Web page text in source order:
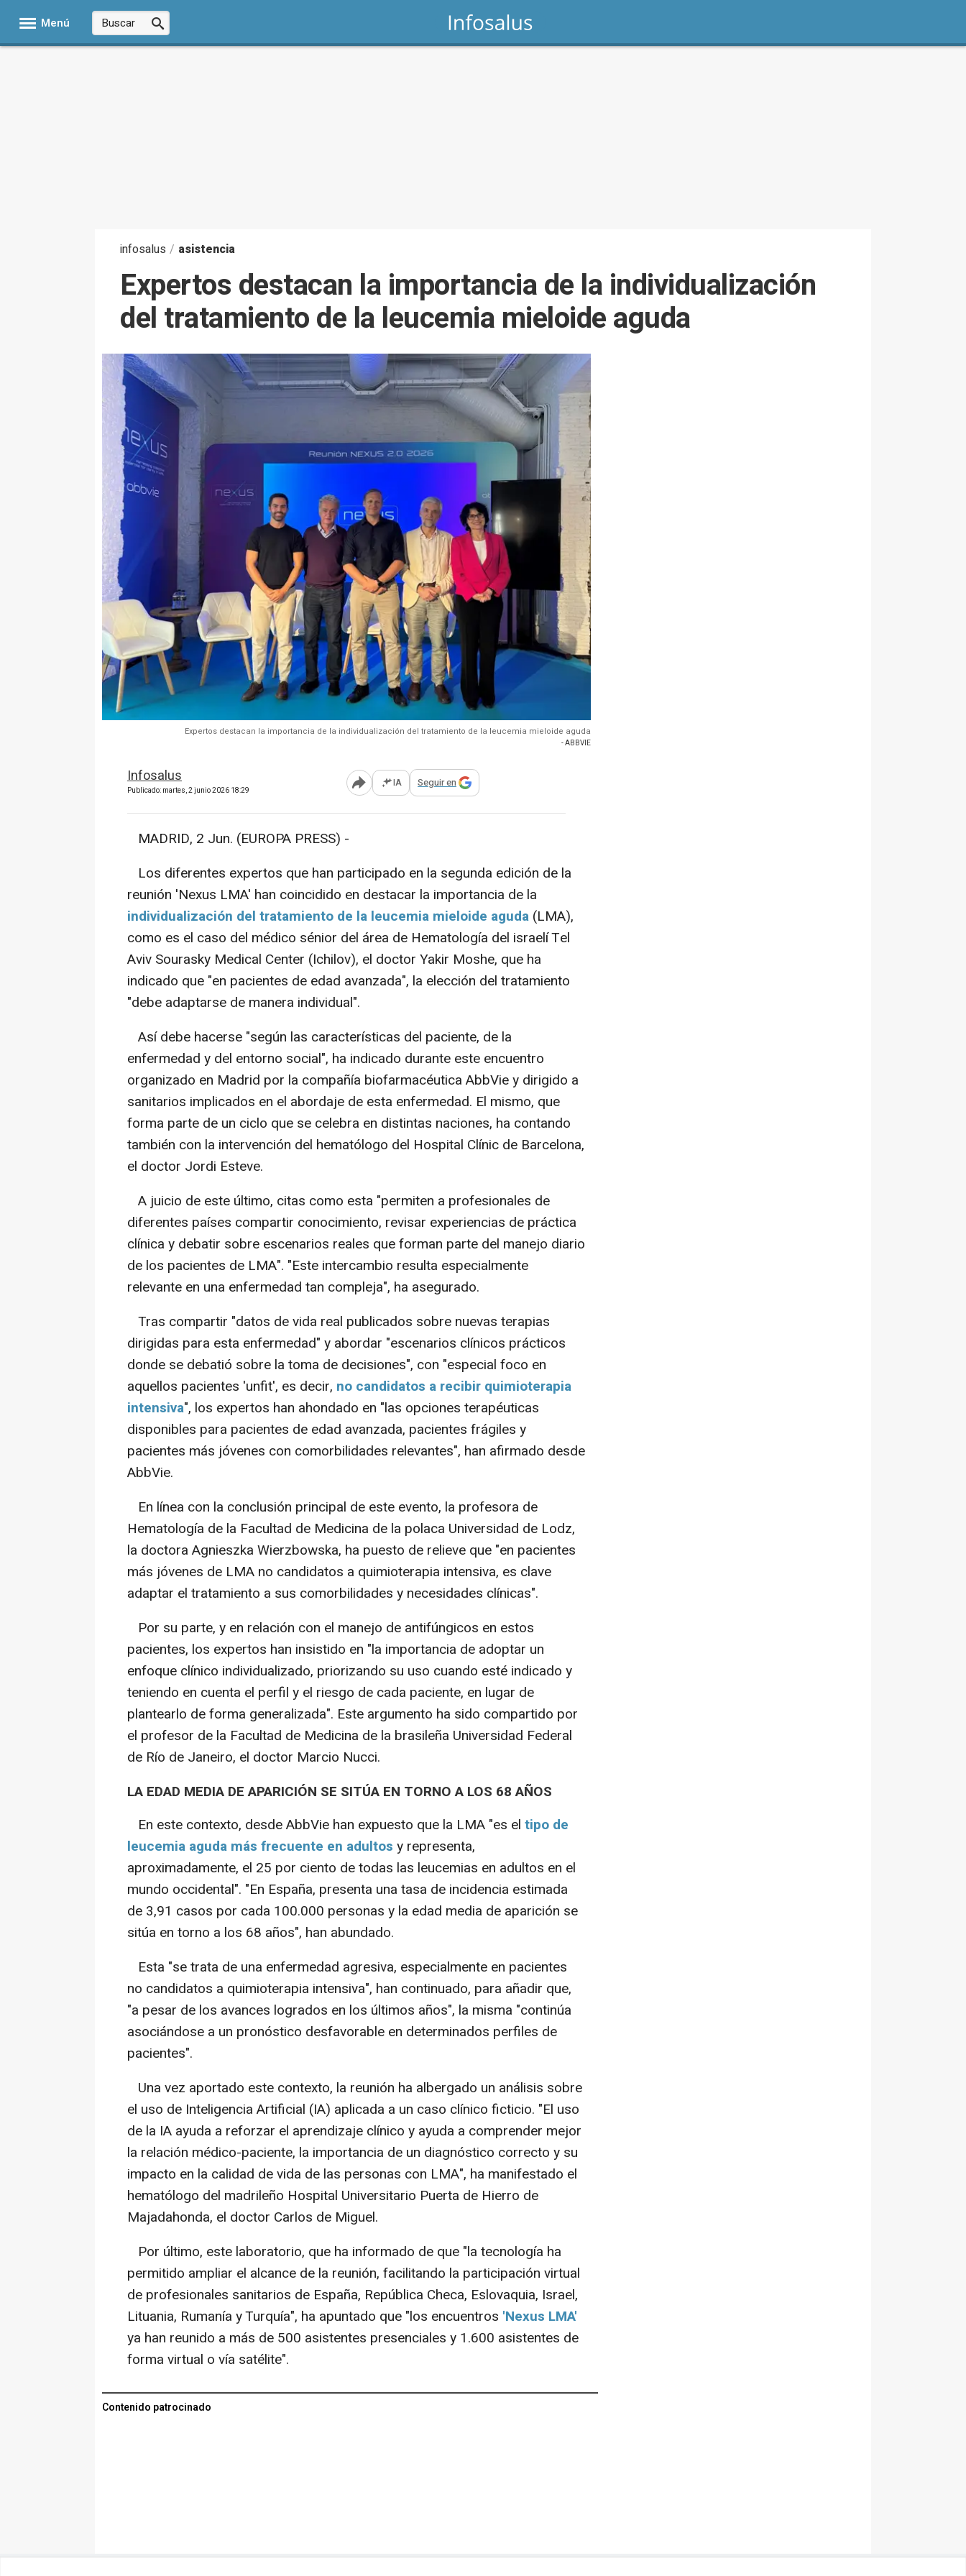
Menú
infosalus / asistencia
Expertos destacan la importancia de la individualización
del tratamiento de la leucemia mieloide aguda
Expertos destacan la importancia de la individualización del tratamiento de la leucemia mieloide aguda
- ABBVIE
Infosalus
Publicado: martes, 2 junio 2026 18:29 Abrir opciones para compartir
IA Seguir en
MADRID, 2 Jun. (EUROPA PRESS) -
Los diferentes expertos que han participado en la segunda edición de la
reunión 'Nexus LMA' han coincidido en destacar la importancia de la
individualización del tratamiento de la leucemia mieloide aguda (LMA),
como es el caso del médico sénior del área de Hematología del israelí Tel
Aviv Sourasky Medical Center (Ichilov), el doctor Yakir Moshe, que ha
indicado que "en pacientes de edad avanzada", la elección del tratamiento
"debe adaptarse de manera individual".
Así debe hacerse "según las características del paciente, de la
enfermedad y del entorno social", ha indicado durante este encuentro
organizado en Madrid por la compañía biofarmacéutica AbbVie y dirigido a
sanitarios implicados en el abordaje de esta enfermedad. El mismo, que
forma parte de un ciclo que se celebra en distintas naciones, ha contando
también con la intervención del hematólogo del Hospital Clínic de Barcelona,
el doctor Jordi Esteve.
A juicio de este último, citas como esta "permiten a profesionales de
diferentes países compartir conocimiento, revisar experiencias de práctica
clínica y debatir sobre escenarios reales que forman parte del manejo diario
de los pacientes de LMA". "Este intercambio resulta especialmente
relevante en una enfermedad tan compleja", ha asegurado.
Tras compartir "datos de vida real publicados sobre nuevas terapias
dirigidas para esta enfermedad" y abordar "escenarios clínicos prácticos
donde se debatió sobre la toma de decisiones", con "especial foco en
aquellos pacientes 'unfit', es decir, no candidatos a recibir quimioterapia
intensiva", los expertos han ahondado en "las opciones terapéuticas
disponibles para pacientes de edad avanzada, pacientes frágiles y
pacientes más jóvenes con comorbilidades relevantes", han afirmado desde
AbbVie.
En línea con la conclusión principal de este evento, la profesora de
Hematología de la Facultad de Medicina de la polaca Universidad de Lodz,
la doctora Agnieszka Wierzbowska, ha puesto de relieve que "en pacientes
más jóvenes de LMA no candidatos a quimioterapia intensiva, es clave
adaptar el tratamiento a sus comorbilidades y necesidades clínicas".
Por su parte, y en relación con el manejo de antifúngicos en estos
pacientes, los expertos han insistido en "la importancia de adoptar un
enfoque clínico individualizado, priorizando su uso cuando esté indicado y
teniendo en cuenta el perfil y el riesgo de cada paciente, en lugar de
plantearlo de forma generalizada". Este argumento ha sido compartido por
el profesor de la Facultad de Medicina de la brasileña Universidad Federal
de Río de Janeiro, el doctor Marcio Nucci.
LA EDAD MEDIA DE APARICIÓN SE SITÚA EN TORNO A LOS 68 AÑOS
En este contexto, desde AbbVie han expuesto que la LMA "es el tipo de
leucemia aguda más frecuente en adultos y representa,
aproximadamente, el 25 por ciento de todas las leucemias en adultos en el
mundo occidental". "En España, presenta una tasa de incidencia estimada
de 3,91 casos por cada 100.000 personas y la edad media de aparición se
sitúa en torno a los 68 años", han abundado.
Esta "se trata de una enfermedad agresiva, especialmente en pacientes
no candidatos a quimioterapia intensiva", han continuado, para añadir que,
"a pesar de los avances logrados en los últimos años", la misma "continúa
asociándose a un pronóstico desfavorable en determinados perfiles de
pacientes".
Una vez aportado este contexto, la reunión ha albergado un análisis sobre
el uso de Inteligencia Artificial (IA) aplicada a un caso clínico ficticio. "El uso
de la IA ayuda a reforzar el aprendizaje clínico y ayuda a comprender mejor
la relación médico-paciente, la importancia de un diagnóstico correcto y su
impacto en la calidad de vida de las personas con LMA", ha manifestado el
hematólogo del madrileño Hospital Universitario Puerta de Hierro de
Majadahonda, el doctor Carlos de Miguel.
Por último, este laboratorio, que ha informado de que "la tecnología ha
permitido ampliar el alcance de la reunión, facilitando la participación virtual
de profesionales sanitarios de España, República Checa, Eslovaquia, Israel,
Lituania, Rumanía y Turquía", ha apuntado que "los encuentros 'Nexus LMA'
ya han reunido a más de 500 asistentes presenciales y 1.600 asistentes de
forma virtual o vía satélite".
Contenido patrocinado